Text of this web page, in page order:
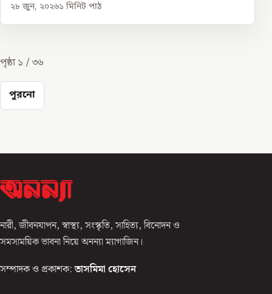
২৮ জুন, ২০২৬১ মিনিট পাঠ
পৃষ্ঠা১ / ৩৬
পুরনো
নারী, জীবনযাপন, স্বাস্থ্য, সংস্কৃতি, সাহিত্য, বিনোদন ও
সমসাময়িক ভাবনা নিয়ে অনন্যা ম্যাগাজিন।
সম্পাদক ও প্রকাশক: তাসমিমা হোসেন